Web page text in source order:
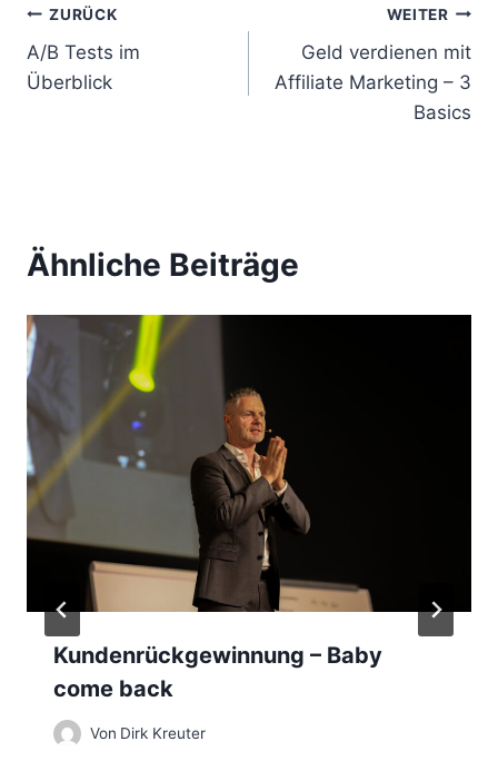
B
e
a
s
n
a
v
i
ZURÜCK
A/B Tests im
Überblick
WEITER
Geld verdienen mit
Affiliate Marketing – 3
Basics
Ähnliche Beiträge
Kundenrückgewinnung – Baby
come back
Von Dirk Kreuter